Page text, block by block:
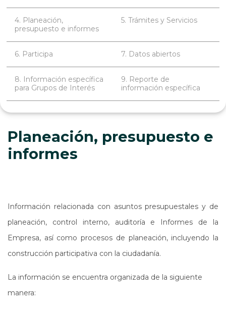
4. Planeación,
presupuesto e informes
5. Trámites y Servicios
6. Participa 7. Datos abiertos
8. Información específica
para Grupos de Interés
9. Reporte de
información específica
Planeación, presupuesto e
informes
Información relacionada con asuntos presupuestales y de
planeación, control interno, auditoría e Informes de la
Empresa, así como procesos de planeación, incluyendo la
construcción participativa con la ciudadanía.
La información se encuentra organizada de la siguiente
manera: